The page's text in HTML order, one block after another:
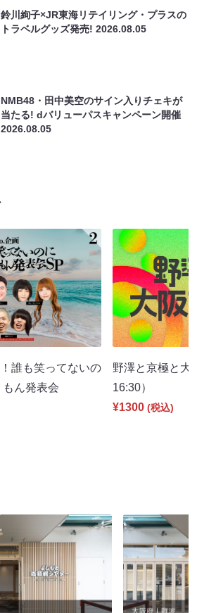
鈴川絢子×JR東海リテイリング・プラスの
トラベルグッズ発売!2026.08.05
NMB48・田中美空のサイン入りチェキが
当たる! dバリューパスキャンペーン開催
2026.08.05
誰も笑ってないの
ん発表会
野澤と京極と
16:30）
¥1300 (税込)